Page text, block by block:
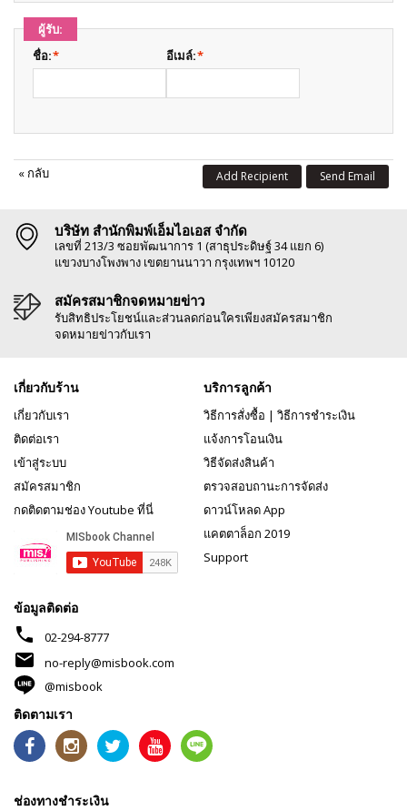
ผู้รับ:
*
ชื่อ: *
อีเมล์:
« กลับ Send Email
Add Recipient
บริษัท สำนักพิมพ์เอ็มไอเอส จำกัด
เลขที่ 213/3 ซอยพัฒนาการ 1 (สาธุประดิษฐ์ 34 แยก 6)
แขวงบางโพงพาง เขตยานนาวา กรุงเทพฯ 10120
สมัครสมาชิกจดหมายข่าว
รับสิทธิประโยชน์และส่วนลดก่อนใครเพียงสมัครสมาชิก
จดหมายข่าวกับเรา
เกี่ยวกับร้าน
เกี่ยวกับเรา
ติดต่อเรา
เข้าสู่ระบบ
สมัครสมาชิก
กดติดตามช่อง Youtube ที่นี่
บริการลูกค้า
วิธีการสั่งซื้อ | วิธีการชำระเงิน
แจ้งการโอนเงิน
วิธีจัดส่งสินค้า
ตรวจสอบถานะการจัดส่ง
ดาวน์โหลด App
แคตตาล็อก 2019
Support
ข้อมูลติดต่อ
phone 02-294-8777
mail
no-reply@misbook.com
@misbook
ติดตามเรา
ช่องทางชำระเงิน